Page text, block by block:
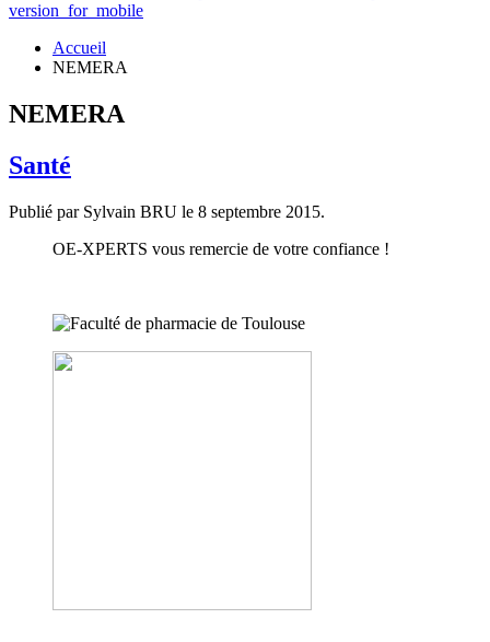
Accueil
NEMERA
NEMERA
Santé
Publié par Sylvain BRU le 8 septembre 2015.
OE-XPERTS vous remercie de votre confiance !